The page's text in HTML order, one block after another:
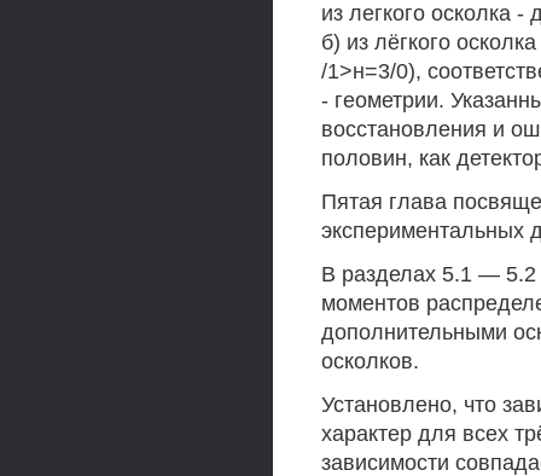
из легкого осколка
б) из лёгкого
/1>н=3/0),
- геометрии.
восстановления и
половин, как
Пятая глава
экспериментальных
В разделах 5.1 — 5.2
моментов
дополнительными
осколков.
Установлено, что
характер для всех
зависимости